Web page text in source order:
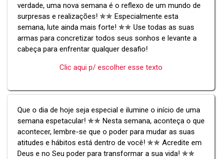
verdade, uma nova semana é o reflexo de um mundo de
surpresas e realizações! ✯✯ Especialmente esta
semana, lute ainda mais forte! ✯✯ Use todas as suas
armas para concretizar todos seus sonhos e levante a
cabeça para enfrentar qualquer desafio!
Clic aqui p/ escolher esse texto
Que o dia de hoje seja especial e ilumine o início de uma
semana espetacular! ✯✯ Nesta semana, aconteça o que
acontecer, lembre-se que o poder para mudar as suas
atitudes e hábitos está dentro de você! ✯✯ Acredite em
Deus e no Seu poder para transformar a sua vida! ✯✯